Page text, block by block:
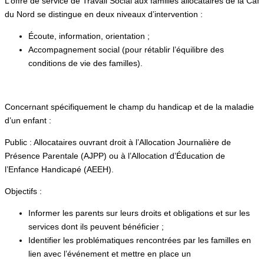
du Nord se distingue en deux niveaux d’intervention :
Écoute, information, orientation ;
Accompagnement social (pour rétablir l’équilibre des
conditions de vie des familles).
Concernant spécifiquement le champ du handicap et de la maladie
d’un enfant :
Public : Allocataires ouvrant droit à l’Allocation Journalière de
Présence Parentale (AJPP) ou à l’Allocation d’Éducation de
l’Enfance Handicapé (AEEH).
Objectifs :
Informer les parents sur leurs droits et obligations et sur les
services dont ils peuvent bénéficier ;
Identifier les problématiques rencontrées par les familles en
lien avec l’événement et mettre en place un